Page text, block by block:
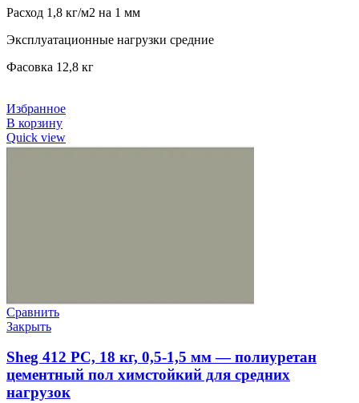
Расход 1,8 кг/м2 на 1 мм
Эксплуатационные нагрузки средние
Фасовка 12,8 кг
Избранное
В корзину
Quick view
Сравнить
Закрыть
Sheg 412 PC, 18 кг, 0,5-1,5 мм — полиуретан
цементный пол химстойкий для средних
нагрузок